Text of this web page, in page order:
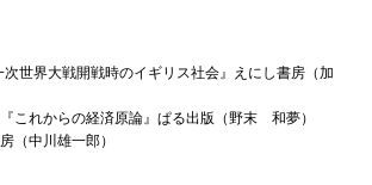
界大戦開戦時のイギリス社会』えにし書房（加
これからの経済原論』ぱる出版（野末 和夢）
（中川雄一郎）